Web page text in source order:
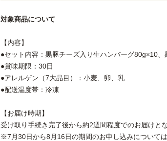
対象商品について
【内容】
●セット内容：黒豚チーズ入り生ハンバーグ80g×10
●賞味期限：30日
●アレルゲン（7大品目）：小麦、卵、乳
●配送温度帯：冷凍
【お届け時期】
受け取り手続き完了後から約2週間程度でのお届けとな
※7月30日から8月16日の期間のお申し込みについて